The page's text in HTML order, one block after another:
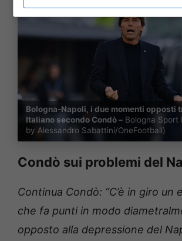
Bologna-Napoli, i due momenti opposti
Italiano secondo Condò –Bologna Sport
by Alessandro Sabattini/OneFootball)
Condò sui problemi del
Continua Condò: “C’è in giro un
che fa punti in modo
opposto alla depressione del